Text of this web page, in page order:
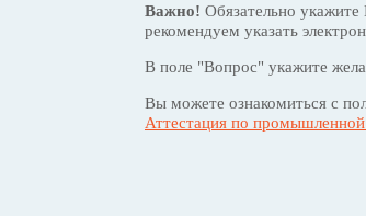
Важно! Обязательно
рекомендуем указать
В поле "Вопрос" укажите
Вы можете ознакомиться с
Аттестация по промышленной